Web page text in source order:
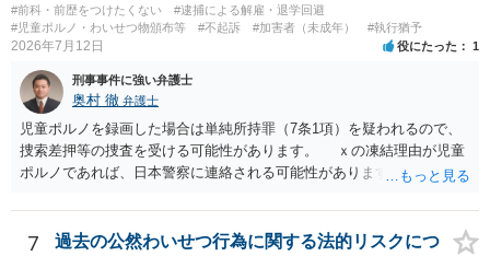
#前科・前歴をつけたくない
#逮捕による解雇・退学回避
#児童ポルノ・わいせつ物頒布等
#不起訴 #加害者（未成年） #執行猶予
2026年7月12日 役にたった 1
刑事事件に強い弁護士
奥村 徹 弁護士
児童ポルノを録画した場合は単純所持罪（7条1項）を疑われるので、
捜索差押等の捜査を受ける可能性があります。 ｘの凍結理由が児童
ポルノであれば、日本警察に連絡される可能性があります。 対応と
るなり、警察に相談するなり、検討してください
7
過去の公然わいせつ行為に関する法的リスクにつ